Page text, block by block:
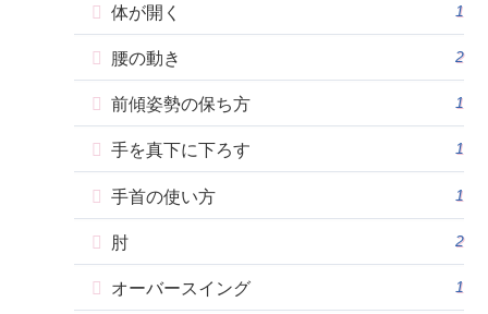
体が開く 1
腰の動き 2
前傾姿勢の保ち方 1
手を真下に下ろす 1
手首の使い方 1
肘 2
オーバースイング 1